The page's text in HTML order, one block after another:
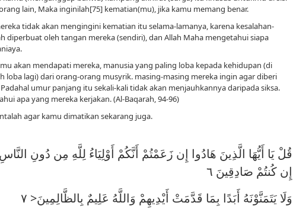
lain, Maka inginilah[75] kematian(mu), jika kamu memang benar.
tidak akan mengingini kematian itu selama-lamanya, karena kesalahan-
diperbuat oleh tangan mereka (sendiri), dan Allah Maha mengetahui siapa
akan mendapati mereka, manusia yang paling loba kepada kehidupan (di
loba lagi) dari orang-orang musyrik. masing-masing mereka ingin agar diberi
umur panjang itu sekali-kali tidak akan menjauhkannya daripada siksa.
apa yang mereka kerjakan. (Al-Baqarah, 94-96)
agar kamu dimatikan sekarang juga.
قُلْ يَا أَيُّهَا الَّذِينَ هَادُوا إِن زَعَمْتُمْ أَنَّكُمْ أَوْلِيَاءُ لِلَّهِ مِن دُونِ
إِن كُنتُمْ صَادِقِينَ ٦
وَلَا يَتَمَنَّوْنَهُ أَبَدًا بِمَا قَدَّمَتْ أَيْدِيهِمْ وَاللَّهُ عَلِيمٌ بِالظَّالِمِينَ< ٧